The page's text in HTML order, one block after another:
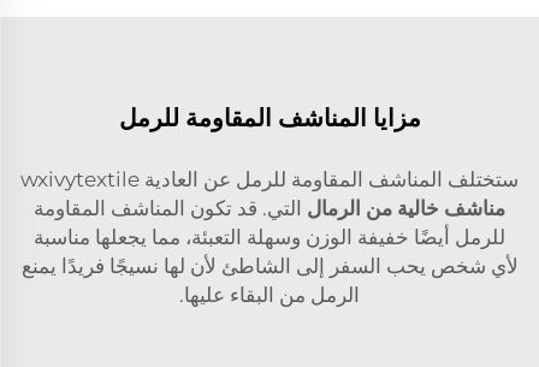
مزايا المناشف المقاومة للرمل
ستختلف المناشف المقاومة للرمل عن العادية wxivytextile
مناشف خالية من الرمال التي. قد تكون المناشف المقاومة
للرمل أيضًا خفيفة الوزن وسهلة التعبئة، مما يجعلها مناسبة
لأي شخص يحب السفر إلى الشاطئ لأن لها نسيجًا فريدًا يمنع
الرمل من البقاء عليها.